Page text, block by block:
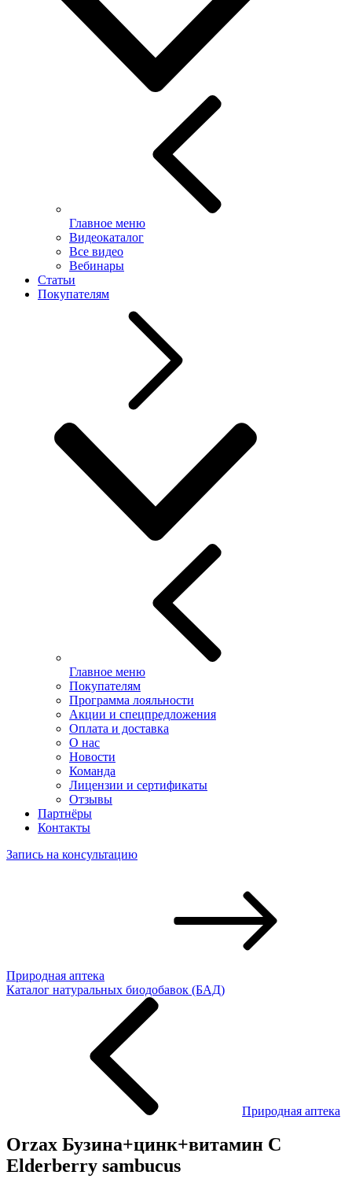
Главное меню
Видеокаталог
Все видео
Вебинары
Статьи
Покупателям
Главное меню
Покупателям
Программа лояльности
Акции и спецпредложения
Оплата и доставка
О нас
Новости
Команда
Лицензии и сертификаты
Отзывы
Партнёры
Контакты
Запись на консультацию
Природная аптека
Каталог натуральных биодобавок (БАД)
Природная аптека
Orzax Бузина+цинк+витамин С
Elderberry sambucus